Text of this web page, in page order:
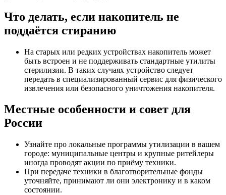
Что делать, если накопитель не
поддаётся стиранию
На старых или редких устройствах накопитель может
быть встроен и не поддерживать стандартные утилиты
стерилизии. В таких случаях устройство следует
передать в специализированный сервис для физического
извлечения или безопасного уничтожения накопителя.
Местные особенности и совет для
России
Узнайте про локальные программы утилизации в вашем
городе: муниципальные центры и крупные ритейлеры
иногда проводят акции по приёму техники.
При передаче техники в благотворительные фонды
уточняйте, принимают ли они электронику и в каком
состоянии.